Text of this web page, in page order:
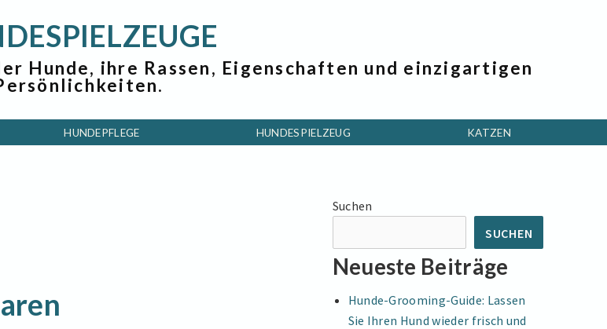
Hunde, ihre Rassen, Eigenschaften und einzigartigen
HUNDEPFLEGE HUNDESPIELZEUG KATZEN
Suchen
SUCHEN
Neueste Beiträge
Hunde-Grooming-Guide: Lassen
Sie Ihren Hund wieder frisch und